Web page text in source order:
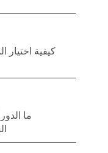
كيفية اختيار
ما